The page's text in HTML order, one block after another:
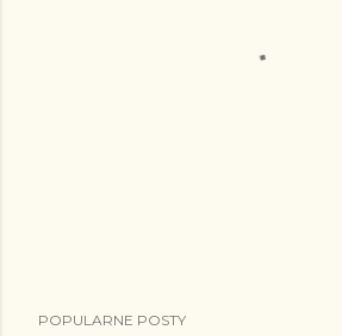
r
POPULARNE POSTY